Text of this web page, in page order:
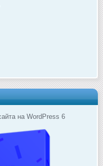
на WordPress 6